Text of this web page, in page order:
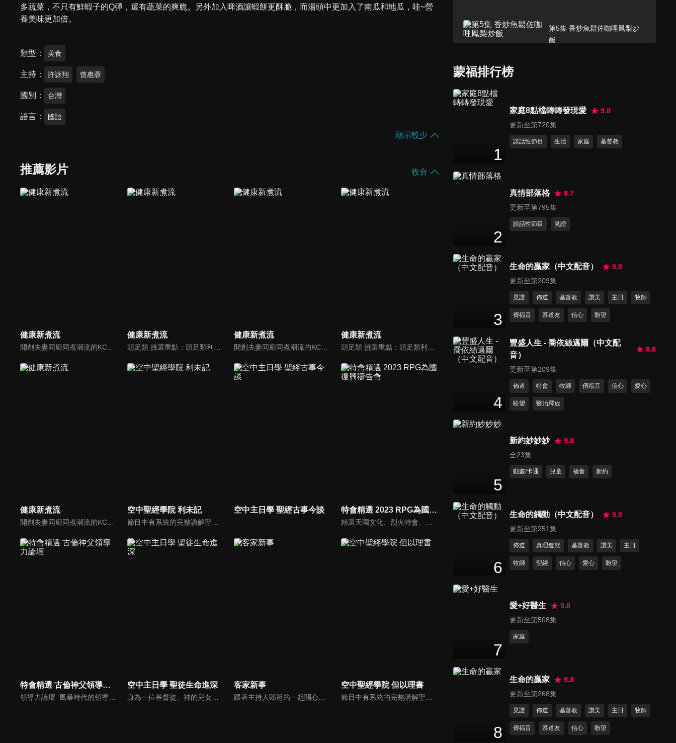
多蔬菜，不只有鮮蝦子的Q彈，還有蔬菜的爽脆。另外加入啤酒讓蝦餅更酥脆，而湯頭中更加入了南瓜和地瓜，哇~營
養美味更加倍。
類型 美食
主持 許詠翔 曾惠蓉
國別 台灣
語言 國語
顯示較少
推薦影片 收合
健康新煮流 健康新煮流 健康新煮流 健康新煮流
健康新煮流 空中聖經學院 利未記 空中主日學 聖經古事今談 特會精選 2023 RPG為國復興禱告會
特會精選 古倫神父領導力論壇
領導力論壇_風暴時代的領導與工作，由天主教Anselm Grun古倫神父主講，會中提到領導力的原則：首在勿評斷自己，先接納自我，先處理負面情緒，在工作上落實祈禱，在態度上能充分信任下屬，亦在改善個人性工作耗竭的四個面向上得以精進： 一、從負面得到的力量 二、處在別人期待中 三、維持表面功夫 四、忽略身心疲憊 五、外在的期望 在做好領導工作前要先認識自己，好的領導者會先接納自己，察覺內在的情緒，透過察覺內在轉化為正面力量。
空中主日學 聖徒生命進深
身為一位基督徒、神的兒女，不能只是在知識上認識這位父神，我們應該要全面認識祂，當我們越多認識祂的屬性，並且經歷祂的恩典，我們就對祂的信心就越加增，以至於在每天的生活中都能享受祂奇妙、豐盛的一切！
客家新事
跟著主持人郎祖筠一起關心客家事，體驗客家文化之美，透過見證分享一同經歷上帝的恩典。
空中聖經學院 但以理書
節目中有系統的完整講解聖經真理，邀請受過解經講道訓練的老師，按著正意分解真理的道，帶領弟兄姊妹更深的了解聖經的浩瀚與偉大。
第5集 香炒魚鬆佐咖哩鳳梨炒
飯
第7集 中東香料燉羊肉
13分鐘
13分鐘
第9集 日式香菜豬肉潛艇堡
第10集 涼拌白菜乾絲、開陽冬
分鐘
13分鐘
分鐘
甜菜根三吃
第15集 甜菜根蘿蔔絲菜包、蘿
蔔燉
13分鐘
第18集 蘿蔓蔬果卷、蘑菇沙拉
盅、葉蘿蔓蔥燒梅肉起司卷餅
第19集 芒果沙沙醬蝦船、芒果
蒙福排行榜
1
家庭8點檔轉轉發現愛
9.8
更新至第720集
談話性節目 生活 家庭 基督教
2
真情部落格
9.7
更新至第795集
談話性節目 見證
3
生命的贏家（中文配音）
9.8
更新至第209集
見證 佈道 基督教 讚美 主日 牧師
傳福音 慕道友 信心 盼望
4
豐盛人生 - 喬依絲邁爾（中文配
音）
9.8
更新至第209集
佈道 特會 牧師 傳福音 信心 愛心
盼望 醫治釋放
5
新約妙妙妙
9.8
全23集
動畫/卡通 兒童 福音 新約
6
生命的觸動（中文配音）
9.8
更新至第251集
佈道 真理造就 基督教 讚美 主日
牧師 聖經 信心 愛心 盼望
7
愛+好醫生
9.8
更新至第508集
家庭
8
生命的贏家
9.8
更新至第268集
見證 佈道 基督教 讚美 主日 牧師
傳福音 慕道友 信心 盼望